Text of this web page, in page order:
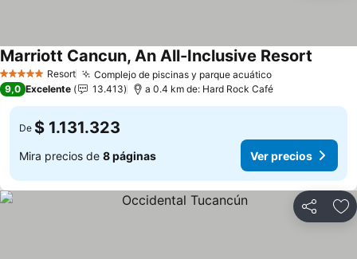
5 Estrellas Resort Complejo de piscinas y parque acuáticoVer precios
Marriott Cancun, An All-Inclusive Resort
9,0 Excelente 13.413 a 0.4 km de: Hard Rock Café
De $ 1.131.323
Mira precios de 8 páginas Ver precios
Compartir